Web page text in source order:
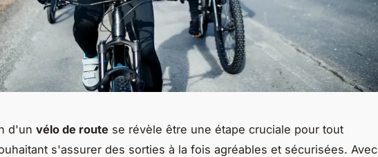
d'un vélo de route se révèle être une étape cruciale pour tout
s'assurer des sorties à la fois agréables et sécurisées. Avec